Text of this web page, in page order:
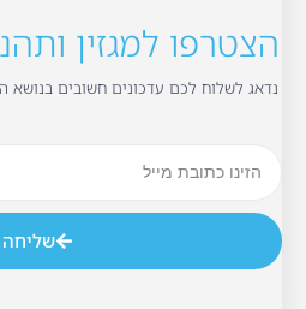
הצטרפו למגזין
נדאג לשלוח לכם עדכונים חשובים בנושא
שליחה